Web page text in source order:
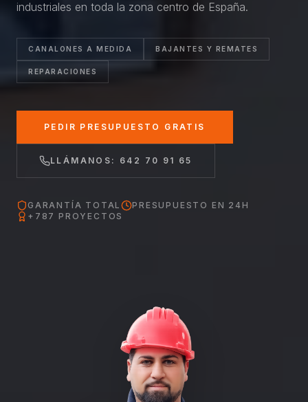
industriales en toda la zona centro de España.
CANALONES A MEDIDA BAJANTES Y REMATES
REPARACIONES
PEDIR PRESUPUESTO GRATIS
LLÁMANOS: 642 70 91 65
GARANTÍA TOTAL
PRESUPUESTO EN 24H
+787 PROYECTOS